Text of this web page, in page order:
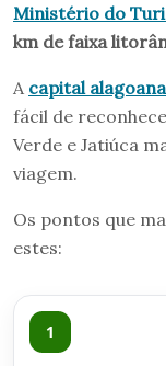
Ministério do
km de faixa
A capital alagoana
fácil de
Verde e Jatiúca
viagem.
Os pontos que
estes:
1